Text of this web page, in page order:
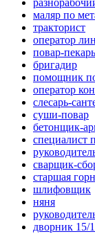
маляр по
тракторист
оператор
повар-пекарь
бригадир
помощник
оператор
слесарь-
суши-повар
бетонщик-
специалист
сварщик-
старшая
шлифовщик
няня
дворник 15/